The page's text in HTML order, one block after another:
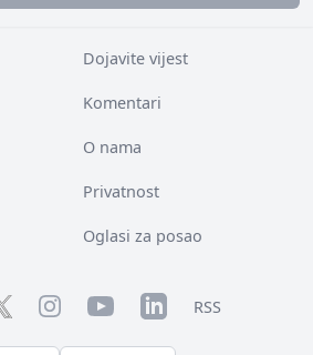
Dojavite vijest
Komentari
O nama
Privatnost
Oglasi za posao
InstagramYouTubeLinkedInRSS